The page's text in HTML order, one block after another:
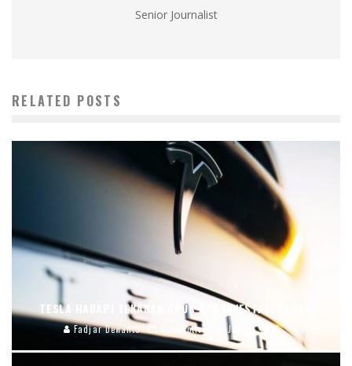
Senior Journalist
RELATED POSTS
TESLA HADAPI TEKANAN ARUS KAS INVESTASI BESAR
Fadjar Dewanto Automotive Jul 23, 2026